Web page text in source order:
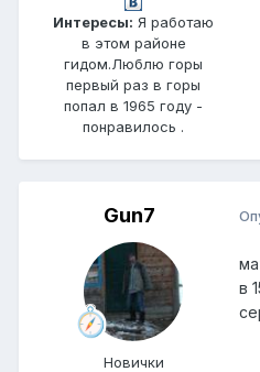
Интересы: Я работаю
в этом районе
гидом.Люблю горы
первый раз в горы
попал в 1965 году -
понравилось .
Gun7
Новички
в